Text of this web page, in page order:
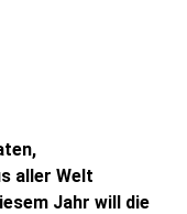
aller Welt
Jahr will die